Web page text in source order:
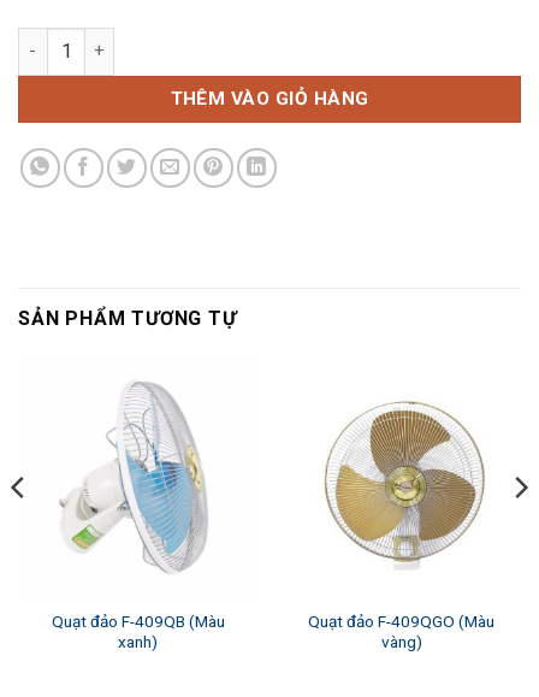
Quạt treo tường F409MB số lượng
THÊM VÀO GIỎ HÀNG
SẢN PHẨM TƯƠNG TỰ
Quạt đảo F-409QB (Màu
xanh)
Quạt đảo F-409QGO (Màu
vàng)